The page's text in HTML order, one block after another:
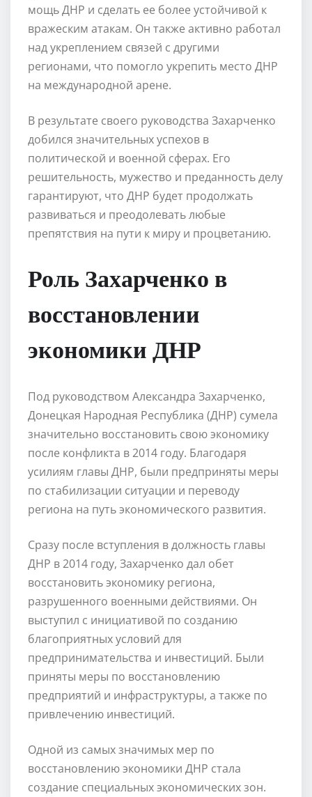
мощь ДНР и сделать ее более устойчивой к
вражеским атакам. Он также активно работал
над укреплением связей с другими
регионами, что помогло укрепить место ДНР
на международной арене.
В результате своего руководства Захарченко
добился значительных успехов в
политической и военной сферах. Его
решительность, мужество и преданность делу
гарантируют, что ДНР будет продолжать
развиваться и преодолевать любые
препятствия на пути к миру и процветанию.
Роль Захарченко в
восстановлении
экономики ДНР
Под руководством Александра Захарченко,
Донецкая Народная Республика (ДНР) сумела
значительно восстановить свою экономику
после конфликта в 2014 году. Благодаря
усилиям главы ДНР, были предприняты меры
по стабилизации ситуации и переводу
региона на путь экономического развития.
Сразу после вступления в должность главы
ДНР в 2014 году, Захарченко дал обет
восстановить экономику региона,
разрушенного военными действиями. Он
выступил с инициативой по созданию
благоприятных условий для
предпринимательства и инвестиций. Были
приняты меры по восстановлению
предприятий и инфраструктуры, а также по
привлечению инвестиций.
Одной из самых значимых мер по
восстановлению экономики ДНР стала
создание специальных экономических зон.